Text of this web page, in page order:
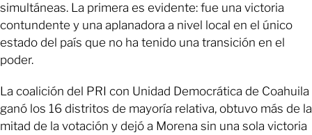
simultáneas. La primera es evidente: fue una victoria
contundente y una aplanadora a nivel local en el único
estado del país que no ha tenido una transición en el
poder.
La coalición del PRI con Unidad Democrática de Coahuila
ganó los 16 distritos de mayoría relativa, obtuvo más de la
mitad de la votación y dejó a Morena sin una sola victoria